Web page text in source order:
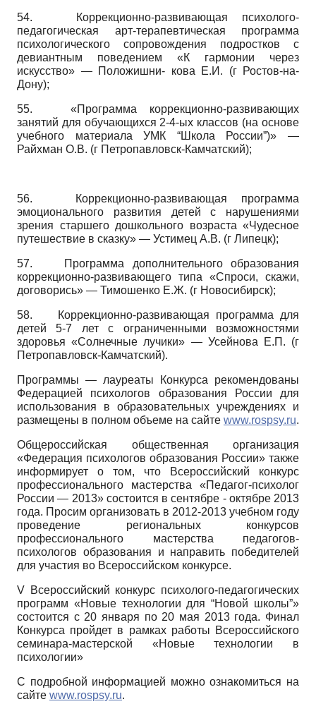
54.
Коррекционно-развивающая психолого-
педагогическая арт-терапевтическая программа
психологического сопровождения подростков с
девиантным поведением «К гармонии через
искусство» — Положишни- кова Е.И. (г Ростов-на-
Дону);
55. «Программа коррекционно-развивающих
занятий для обучающихся 2-4-ых классов (на основе
учебного материала УМК “Школа России”)» —
Райхман О.В. (г Петропавловск-Камчатский);
56.
Коррекционно-развивающая программа
эмоционального развития детей с нарушениями
зрения старшего дошкольного возраста «Чудесное
путешествие в сказку» — Устимец А.В. (г Липецк);
57. Программа дополнительного образования
коррекционно-развивающего типа «Спроси, скажи,
договорись» — Тимошенко Е.Ж. (г Новосибирск);
58.
Коррекционно-развивающая программа для
детей 5-7 лет с ограниченными возможностями
здоровья «Солнечные лучики» — Усейнова Е.П. (г
Петропавловск-Камчатский).
Программы — лауреаты Конкурса рекомендованы
Федерацией психологов образования России для
использования в образовательных учреждениях и
размещены в полном объеме на сайте www.rospsy.ru.
Общероссийская общественная организация
«Федерация психологов образования России» также
информирует о том, что Всероссийский конкурс
профессионального мастерства «Педагог-психолог
России — 2013» состоится в сентябре - октябре 2013
года. Просим организовать в 2012-2013 учебном году
проведение региональных конкурсов
профессионального мастерства педагогов-
психологов образования и направить победителей
для участия во Всероссийском конкурсе.
V Всероссийский конкурс психолого-педагогических
программ «Новые технологии для “Новой школы”»
состоится с 20 января по 20 мая 2013 года. Финал
Конкурса пройдет в рамках работы Всероссийского
семинара-мастерской «Новые технологии в
психологии»
С подробной информацией можно ознакомиться на
сайте www.rospsy.ru.